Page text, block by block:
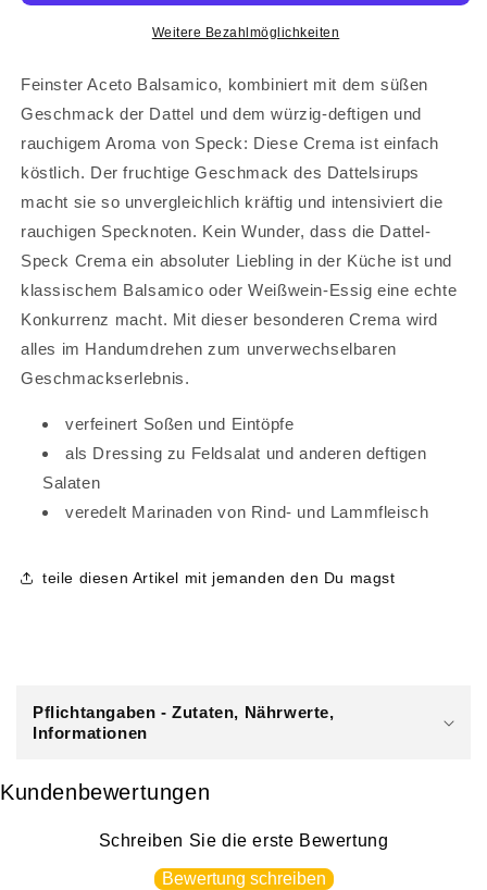
Weitere Bezahlmöglichkeiten
Feinster Aceto Balsamico, kombiniert mit dem süßen
Geschmack der Dattel und dem würzig-deftigen und
rauchigem Aroma von Speck: Diese Crema ist einfach
köstlich. Der fruchtige Geschmack des Dattelsirups
macht sie so unvergleichlich kräftig und intensiviert die
rauchigen Specknoten. Kein Wunder, dass die Dattel-
Speck Crema ein absoluter Liebling in der Küche ist und
klassischem Balsamico oder Weißwein-Essig eine echte
Konkurrenz macht. Mit dieser besonderen Crema wird
alles im Handumdrehen zum unverwechselbaren
Geschmackserlebnis.
verfeinert Soßen und Eintöpfe
als Dressing zu Feldsalat und anderen deftigen
Salaten
veredelt Marinaden von Rind- und Lammfleisch
teile diesen Artikel mit jemanden den Du magst
l
Pflichtangaben - Zutaten, Nährwerte,
Informationen
Kundenbewertungen
Schreiben Sie die erste Bewertung
Bewertung schreiben